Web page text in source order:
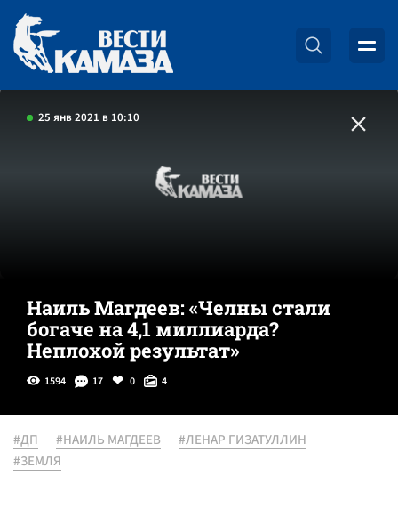
25 янв 2021 в 10:10
Наиль Магдеев: «Челны стали
богаче на 4,1 миллиарда?
Неплохой результат»
1594 17 0 4
#ДП #НАИЛЬ МАГДЕЕВ
#ЛЕНАР ГИЗАТУЛЛИН
#ЗЕМЛЯ